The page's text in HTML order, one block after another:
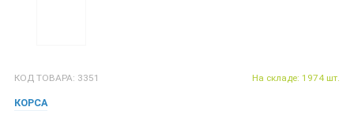
КОД ТОВАРА: 3351
КОРСА
На складе: 1974 шт.